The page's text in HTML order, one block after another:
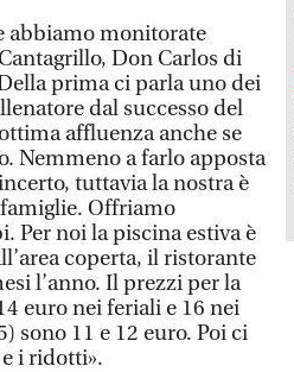
abbiamo monitorate
Don Carlos di
prima ci parla uno dei
dal successo del
affluenza anche se
Nemmeno a farlo apposta
tuttavia la nostra è
Offriamo
Per noi la piscina estiva è
coperta, il ristorante
l’anno. Il prezzi per la
euro nei feriali e 16 nei
sono 11 e 12 euro. Poi ci
i ridotti».